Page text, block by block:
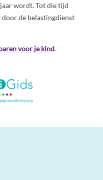
wordt. Tot die tijd
de belastingdienst
voor je kind.